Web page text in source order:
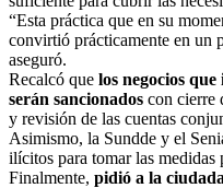
“Esta práctica que en su
convirtió prácticamente en un
aseguró.
Recalcó que los negocios
serán sancionados con cierre
y revisión de las cuentas
Asimismo, la Sundde y el
ilícitos para tomar las medidas
Finalmente, pidió a la